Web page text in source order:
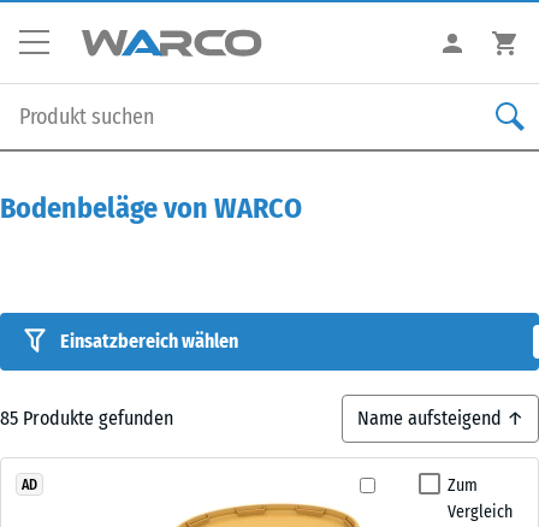
Bodenbeläge von WARCO
Einsatzbereich wählen
85 Produkte gefunden
Zum
Vergleich
AD